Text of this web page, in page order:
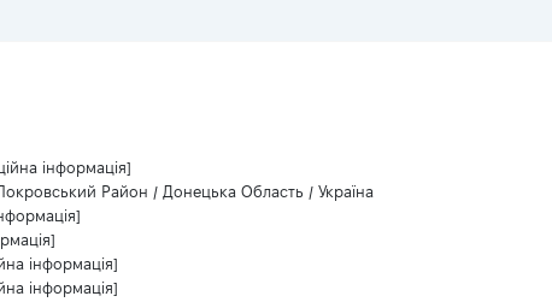
інформація]
Район / Донецька Область / Україна
інформація]
інформація]